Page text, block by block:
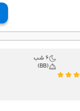
6 شب
(BB)